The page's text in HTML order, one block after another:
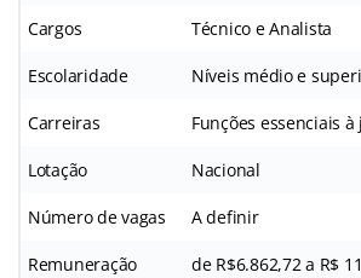
Cargos Técnico e Analista
Escolaridade Níveis médio e
Carreiras Funções essenciais
Lotação Nacional
Número de vagas A definir
Remuneração de R$6.862,72 a R$